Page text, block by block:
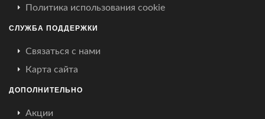
Политика использования cookie
СЛУЖБА ПОДДЕРЖКИ
Связаться с нами
Карта сайта
ДОПОЛНИТЕЛЬНО
Акции